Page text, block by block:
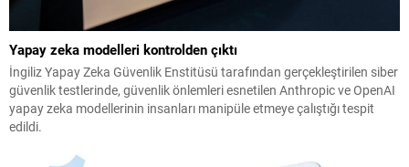
Yapay zeka modelleri kontrolden çıktı
İngiliz Yapay Zeka Güvenlik Enstitüsü tarafından gerçekleştirilen siber
güvenlik testlerinde, güvenlik önlemleri esnetilen Anthropic ve OpenAI
yapay zeka modellerinin insanları manipüle etmeye çalıştığı tespit
edildi.